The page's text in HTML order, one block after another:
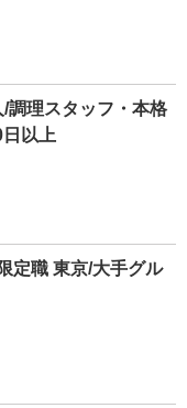
調理スタッフ・本格
以上
定職 東京/大手グル